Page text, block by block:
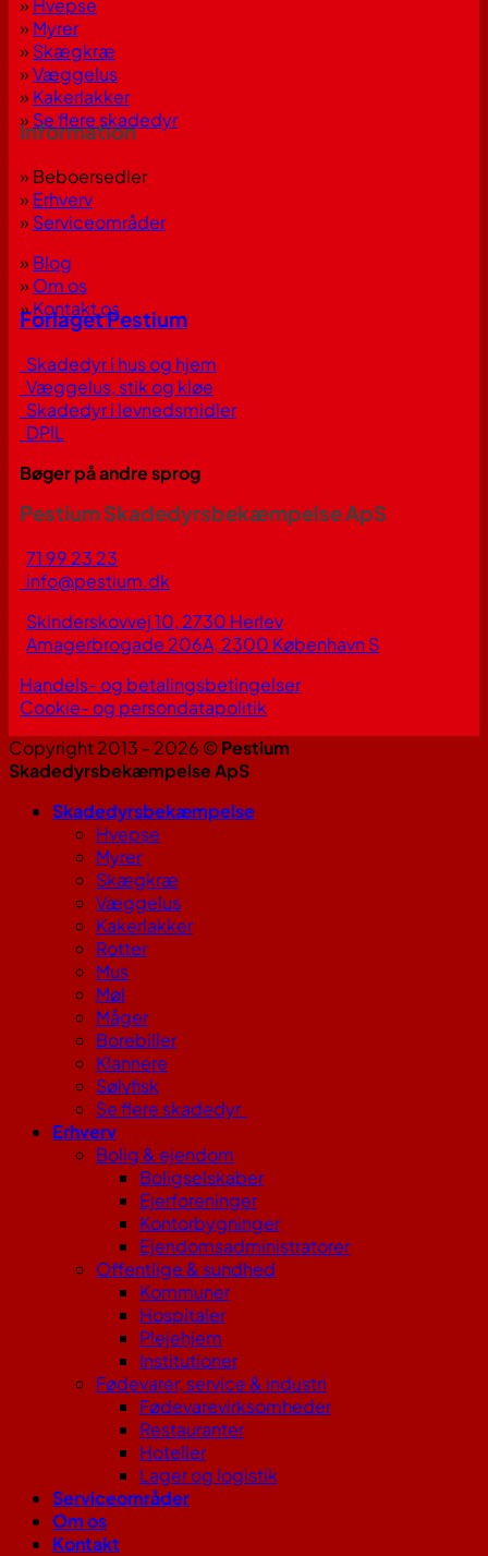
» Hvepse
» Myrer
» Skægkræ
»Væggelus
» Kakerlakker
» Se flere skadedyr
Information
» Beboersedler
» Erhverv
» Serviceområder
» Blog
» Om os
»Kontakt os
Forlaget Pestium
Skadedyr i hus og hjem
Væggelus, stik og kløe
Skadedyr i levnedsmidler
DPIL
Bøger på andre sprog
Pestium Skadedyrsbekæmpelse ApS
71 99 23 23
info@pestium.dk
Skinderskovvej 10, 2730 Herlev
Amagerbrogade 206A, 2300 København S
Handels- og betalingsbetingelser
Cookie- og persondatapolitik
Copyright 2013 - 2026 ©Pestium
Skadedyrsbekæmpelse ApS
Skadedyrsbekæmpelse
Hvepse
Myrer
Skægkræ
Væggelus
Kakerlakker
Rotter
Mus
Møl
Måger
Borebiller
Klannere
Sølvfisk
Se flere skadedyr
Erhverv
Bolig & ejendom
Boligselskaber
Ejerforeninger
Kontorbygninger
Ejendomsadministratorer
Offentlige & sundhed
Kommuner
Hospitaler
Plejehjem
Institutioner
Fødevarer, service & industri
Fødevarevirksomheder
Restauranter
Hoteller
Lager og logistik
Serviceområder
Om os
Kontakt